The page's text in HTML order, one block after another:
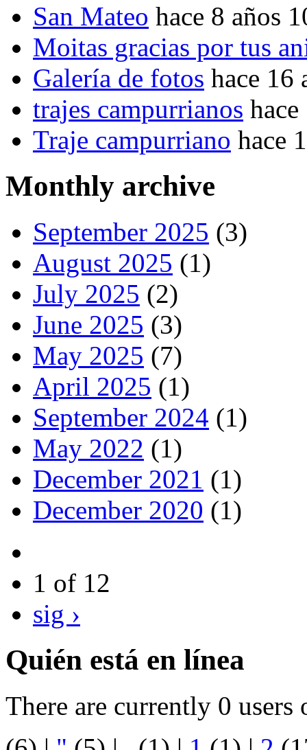
San Mateo hace 8 años
Moitas gracias por tus
Galería de fotos hace 16
trajes campurrianos
Traje campurriano hace
Monthly archive
September 2025 (3)
August 2025 (1)
July 2025 (2)
June 2025 (3)
May 2025 (7)
April 2025 (1)
September 2024 (1)
May 2022 (1)
December 2021 (1)
December 2020 (1)
1 of 12
sig ›
Quién está en línea
There are currently 0 users